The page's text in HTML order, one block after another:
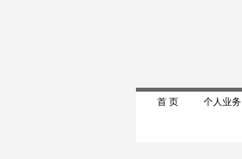
首 页 个人业务